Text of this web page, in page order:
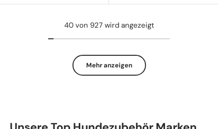
40 von 927 wird angezeigt
Mehr anzeigen